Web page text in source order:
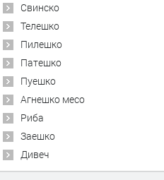
Свинско
Телешко
Пилешко
Патешко
Пуешко
Агнешко месо
Риба
Заешко
Дивеч